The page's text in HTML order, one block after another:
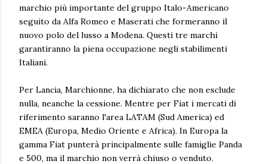
marchio più importante del gruppo Italo-Americano
seguito da Alfa Romeo e Maserati che formeranno il
nuovo polo del lusso a Modena. Questi tre marchi
garantiranno la piena occupazione negli stabilimenti
Italiani.
Per Lancia, Marchionne, ha dichiarato che non esclude
nulla, neanche la cessione. Mentre per Fiat i mercati di
riferimento saranno l'area LATAM (Sud America) ed
EMEA (Europa, Medio Oriente e Africa). In Europa la
gamma Fiat punterà principalmente sulle famiglie Panda
e 500, ma il marchio non verrà chiuso o venduto.